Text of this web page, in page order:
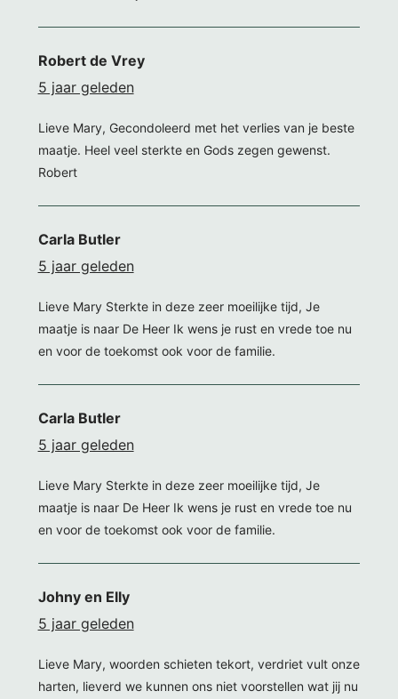
Robert de Vrey
5 jaar geleden
Lieve Mary, Gecondoleerd met het verlies van je beste
maatje. Heel veel sterkte en Gods zegen gewenst.
Robert
Carla Butler
5 jaar geleden
Lieve Mary Sterkte in deze zeer moeilijke tijd, Je
maatje is naar De Heer Ik wens je rust en vrede toe nu
en voor de toekomst ook voor de familie.
Carla Butler
5 jaar geleden
Lieve Mary Sterkte in deze zeer moeilijke tijd, Je
maatje is naar De Heer Ik wens je rust en vrede toe nu
en voor de toekomst ook voor de familie.
Johny en Elly
5 jaar geleden
Lieve Mary, woorden schieten tekort, verdriet vult onze
harten, lieverd we kunnen ons niet voorstellen wat jij nu